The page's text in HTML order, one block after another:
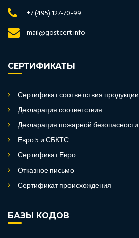
+7 (495) 127-70-99
mail@gostcert.info
СЕРТИФИКАТЫ
Сертификат соответствия продукции
Декларация соответствия
Декларация пожарной безопасности
Евро 5 и СБКТС
Сертификат Евро
Отказное письмо
Сертификат происхождения
БАЗЫ КОДОВ